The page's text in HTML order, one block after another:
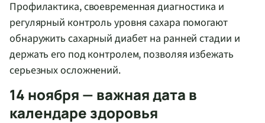
Профилактика, своевременная диагностика и
регулярный контроль уровня сахара помогают
обнаружить сахарный диабет на ранней стадии и
держать его под контролем, позволяя избежать
серьезных осложнений.
14 ноября — важная дата в
календаре здоровья